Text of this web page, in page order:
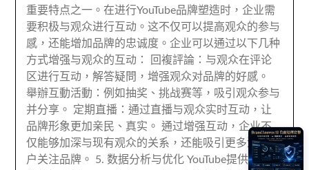
重要特点之一 。在进行YouTube品牌塑造时 ，企业需
要积极与观众进行互动 。这不仅可以提高观众的参与
感 ，还能增加品牌的忠诚度 。企业可以通过以下几种
方式增强与观众的互动 ： 回複評論： 与观众在评论
区进行互动 ，解答疑問，增强观众对品牌的好感 。
舉辦互動活動：例如抽奖 、挑战赛等 ， 吸引观众参与
并分享 。 定期直播 ：通过直播与观众实时互动 ，让
品牌形象更加亲民 、 真实 。通过增强互动 ，企业不
仅能够加深与现有观众的关系 ，还能吸引更多潜在客
户关注品牌 。 5.数据分析与优化 YouTube提供了丰富